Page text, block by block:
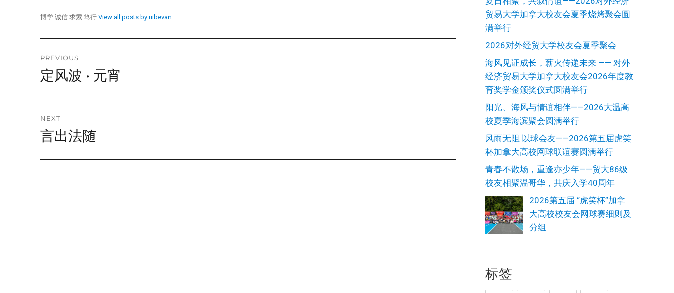
博学 诚信 求索 笃行View all posts by uibevan
Post
navigation
PREVIOUS
Previous
定风波 • 元宵
NEXT
Next
言出法随
贸易大学加拿大校友会夏季烧烤聚会圆
满举行
2026对外经贸大学校友会夏季聚会
海风见证成长，薪火传递未来 —— 对外
经济贸易大学加拿大校友会2026年度教
育奖学金颁奖仪式圆满举行
阳光、海风与情谊相伴——2026大温高
校夏季海滨聚会圆满举行
风雨无阻 以球会友——2026第五届虎笑
杯加拿大高校网球联谊赛圆满举行
青春不散场，重逢亦少年——贸大86级
校友相聚温哥华，共庆入学40周年
2026第五届 “虎笑杯”加拿
大高校校友会网球赛细则及
分组
标签